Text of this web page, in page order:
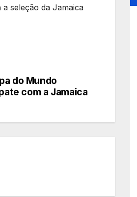
seleção da Jamaica
do Mundo
com a Jamaica